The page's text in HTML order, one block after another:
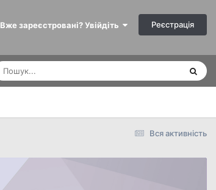
Вже зареєстровані? Увійдіть Реєстрація
Вся активність